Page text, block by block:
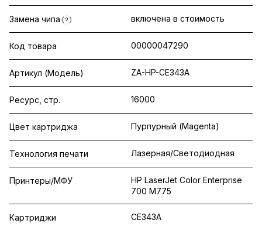
Замена чипа ? включена в стоимость
Код товара 00000047290
Артикул (Модель) ZA-HP-CE343A
Ресурс, стр. 16000
Цвет картриджа Пурпурный (Magenta)
Технология печати Лазерная/Светодиодная
Принтеры/МФУ
HP LaserJet Color Enterprise
700 M775
Картриджи CE343A